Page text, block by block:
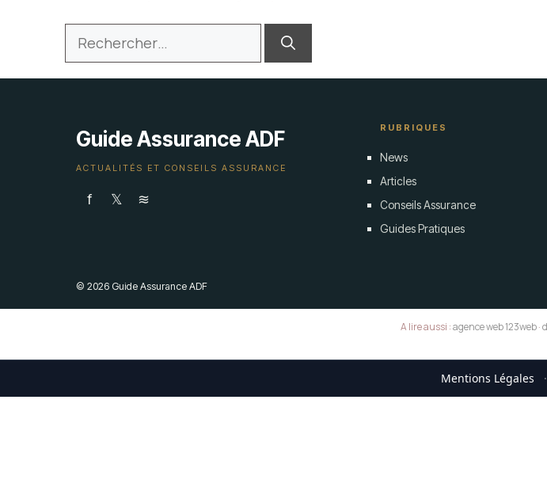
Guide Assurance ADF
ACTUALITÉS ET CONSEILS ASSURANCE
f 𝕏 ≋
RUBRIQUES
News
Articles
Conseils Assurance
Guides Pratiques
© 2026 Guide Assurance ADF
A lire aussi :agence web 123web·
Mentions Légales ·